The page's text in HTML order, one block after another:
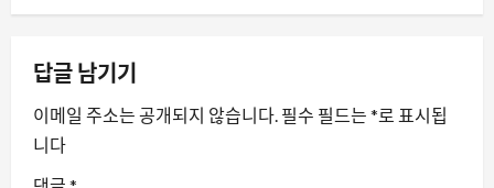
게
이
션
답글 남기기
이메일 주소는 공개되지 않습니다. 필수 필드는 *로 표시됩
니다